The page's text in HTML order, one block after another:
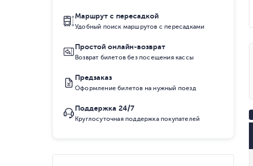
Маршрут с пересадкой
Удобный поиск маршрутов с пересадками
Простой онлайн-возврат
Возврат билетов без посещения кассы
Предзаказ
Оформление билетов на нужный поезд
Поддержка 24/7
Круглосуточная поддержка покупателей